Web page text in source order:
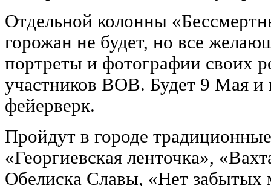
Отдельной колонны
горожан не будет, но все
портреты и фотографии своих
участников ВОВ. Будет 9 Мая и
фейерверк.
Пройдут в городе
«Георгиевская ленточка»,
Обелиска Славы, «Нет забытых